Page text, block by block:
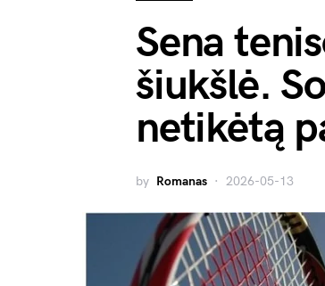
Sena
šiukšlė.
netikėtą
by Romanas 2026-05-13